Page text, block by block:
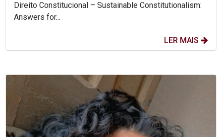
Direito Constitucional – Sustainable Constitutionalism:
Answers for...
LER MAIS